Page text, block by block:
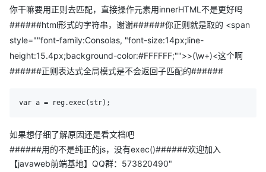
a[1]无效值，()为什么不起作用呢？
找了小半个下午，没发现有用的
Thanks！
你干嘛要用正则去匹配，直接操作元素用innerHTML不是更好吗
######html形式的字符串，谢谢######你正则就是取的 <span
style=""font-family:Consolas, "font-size:14px;line-
height:15.4px;background-color:#FFFFFF;"">>(\w+)<这个啊
######正则表达式全局模式是不会返回子匹配的######
var a = reg.exec(str);
如果想仔细了解原因还是看文档吧
######用的不是纯正的js，没有exec()######欢迎加入
【javaweb前端基地】QQ群：573820490"